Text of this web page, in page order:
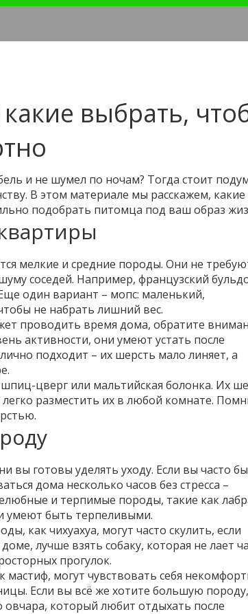
выбрать,
и не шумел по ночам? Тогда стоит
В этом материале мы расскажем, какие
подобрать питомца под ваш образ
мелкие и средние породы. Они не
соседей. Например, французский
один вариант – мопс: маленький,
не набрать лишний вес.
проводить время дома, обратите
активности, они умеют устать после
подходит – их шерсть мало линяет, а
цверг или мальтийская болонка. Их
разместить их в любой комнате.
вы готовы уделять уходу. Если вы часто
дома несколько часов без стресса –
и терпимые породы, такие как
умеют быть терпеливыми.
как чихуахуа, могут часто скулить, если
лучше взять собаку, которая не лает
прогулок.
могут чувствовать себя
Если вы всё же хотите большую породу,
овчара, который любит отдыхать после